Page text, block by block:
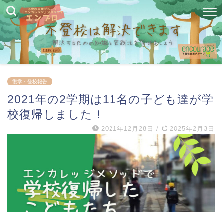
復学・登校報告
2021年の2学期は11名の子ども達が学
校復帰しました！
2021年12月28日 / 2025年2月3日